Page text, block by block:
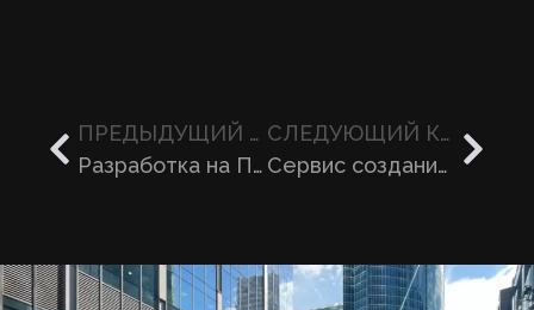
ПРЕДЫДУЩИЙ КЕЙС
Разработка на ПЛК OWEN
СЛЕДУЮЩИЙ КЕЙС
Сервис создания AI-ассистента для любого сайта